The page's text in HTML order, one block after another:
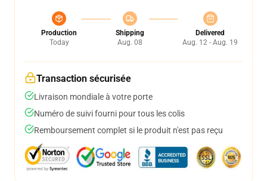
Production
Today
Shipping
Aug. 08
Delivered
Aug. 12 - Aug. 19
Transaction sécurisée
Livraison mondiale à votre porte
Numéro de suivi fourni pour tous les colis
Remboursement complet si le produit n'est pas reçu